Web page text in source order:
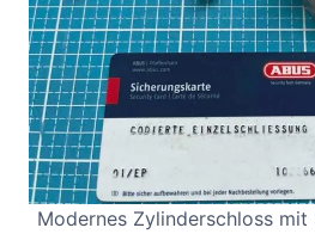
Modernes Zylinderschloss